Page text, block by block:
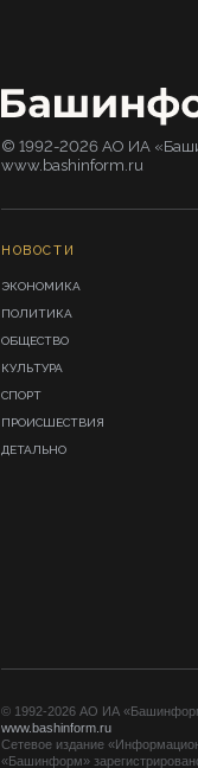
© 1992-2026 АО ИА
www.bashinform.ru
НОВОСТИ
ЭКОНОМИКА
ПОЛИТИКА
ОБЩЕСТВО
КУЛЬТУРА
СПОРТ
ПРОИСШЕСТВИЯ
ДЕТАЛЬНО
© 1992-2026 АО ИА
www.bashinform.ru
Сетевое издание
«Башинформ»